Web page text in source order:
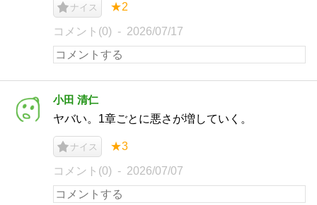
ナイス ★2
コメント(0) 2026/07/17
小田 清仁
ヤバい。1章ごとに悪さが増していく。
ナイス ★3
コメント(0) 2026/07/07